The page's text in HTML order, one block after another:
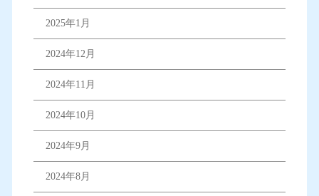
2025年1月
2024年12月
2024年11月
2024年10月
2024年9月
2024年8月